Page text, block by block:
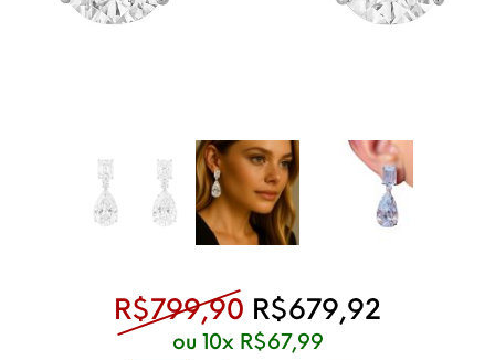
R$799,90 O preço original
R$679,92
ou 10x R$67,99